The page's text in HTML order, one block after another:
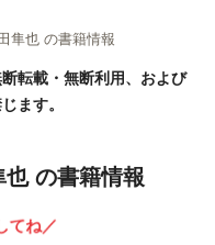
隼也 の書籍情報
転載・無断利用、および
ます。
也 の書籍情報
てね／